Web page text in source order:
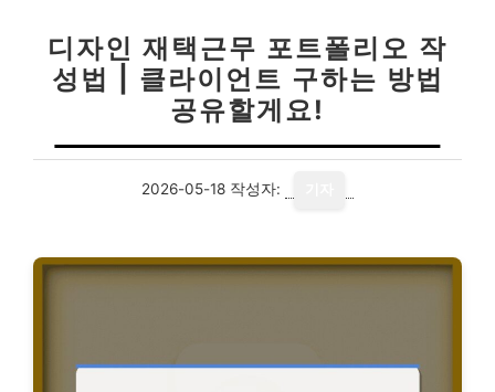
디자인 재택근무 포트폴리오 작
성법 | 클라이언트 구하는 방법
공유할게요!
2026-05-18 작성자: